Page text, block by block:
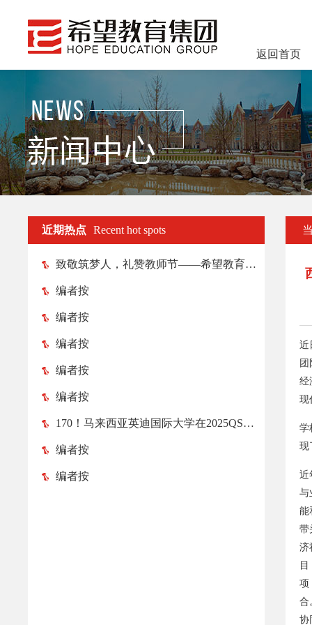
返回首页
近期热点 Recent hot spots
致敬筑梦人，礼赞教师节——希望教育各院校纷纷举行教师节庆祝活动
编者按
编者按
编者按
编者按
编者按
170！马来西亚英迪国际大学在2025QS亚洲大学排名榜中跃升52位！
编者按
编者按
近
经
现
学
现
近
与
能
带
济
项
合
协